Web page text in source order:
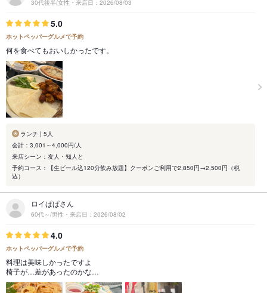
30代後半/女性・来店日：2026/08/03
5.0
ホットペッパーグルメで予約
何を食べてもおいしかったです。
ランチ | 5人
会計：3,001～4,000円/人
来店シーン：友人・知人と
予約コース：【生ビール込120分飲み放題】クーポンご利用で2,850円→2,500円（税
込）
ロイぱぱさん
60代～/男性・来店日：2026/08/02
4.0
ホットペッパーグルメで予約
料理は美味しかったですよ
椅子が…差があったのかな…